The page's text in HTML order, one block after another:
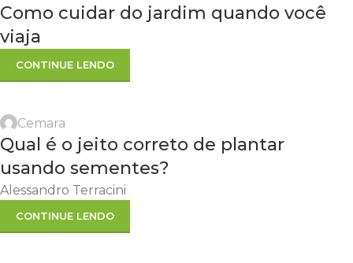
Como cuidar do jardim quando você
viaja
CONTINUE LENDO
Cemara
Qual é o jeito correto de plantar
usando sementes?
Alessandro Terracini
CONTINUE LENDO